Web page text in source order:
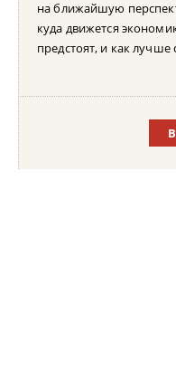
на ближайшую
куда движется
предстоят, и как лучше